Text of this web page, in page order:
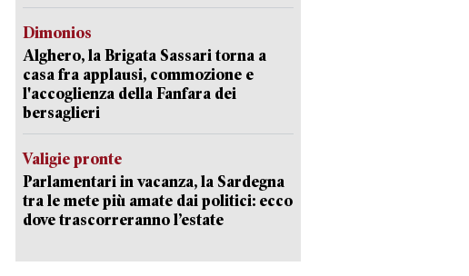
Dimonios
Alghero, la Brigata Sassari torna a
casa fra applausi, commozione e
l'accoglienza della Fanfara dei
bersaglieri
Valigie pronte
Parlamentari in vacanza, la Sardegna
tra le mete più amate dai politici: ecco
dove trascorreranno l’estate